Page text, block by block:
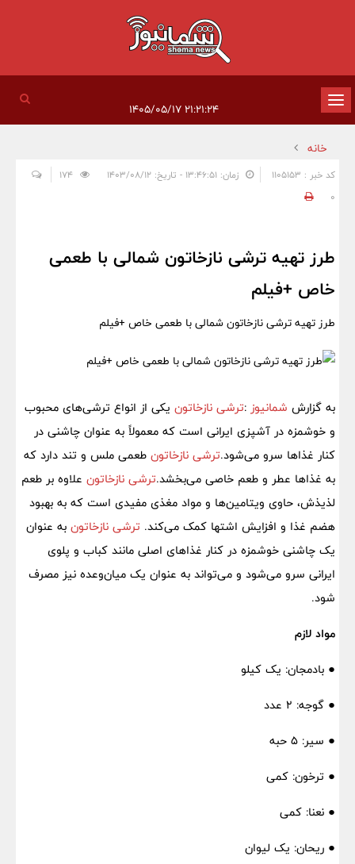
تغییر
وضعیت
ناوبری
خانه
کد خبر : 1105153 زمان: ۱۳:۴۶:۵۱ - تاریخ: ۱۴۰۳/۰۸/۱۲
0
طرز تهیه ترشی نازخاتون شمالی با طعمی
خاص +فیلم
طرز تهیه ترشی نازخاتون شمالی با طعمی خاص +فیلم
به گزارش شمانیوز :ترشی نازخاتون یکی از انواع ترشی‌های محبوب
و خوشمزه در آشپزی ایرانی است که معمولاً به عنوان چاشنی در
کنار غذاها سرو می‌شود.ترشی نازخاتون طعمی ملس و تند دارد که
به غذاها عطر و طعم خاصی می‌بخشد.ترشی نازخاتون علاوه بر طعم
لذیذش، حاوی ویتامین‌ها و مواد مغذی مفیدی است که به بهبود
هضم غذا و افزایش اشتها کمک می‌کند. ترشی نازخاتون به عنوان
یک چاشنی خوشمزه در کنار غذاهای اصلی مانند کباب و پلوی
ایرانی سرو می‌شود و می‌تواند به عنوان یک میان‌وعده نیز مصرف
شود.
مواد لازم
● بادمجان: یک کیلو
● گوجه: ۲ عدد
● سیر: ۵ حبه
● ترخون: کمی
● نعنا: کمی
● ریحان: یک لیوان